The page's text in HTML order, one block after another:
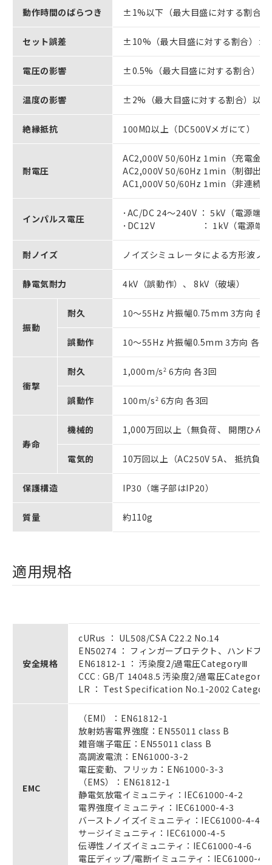
動作時間のばらつき ±1%以下（最大目盛に対する割合
セット誤差 ±10%（最大目盛に対する割合）
電圧の影響 ±0.5%（最大目盛に対する割合）
温度の影響 ±2%（最大目盛に対する割合）以
絶縁抵抗 100MΩ以上（DC500Vメガにて）
耐電圧
AC2,000V 50/60Hz 1min（充電金
AC2,000V 50/60Hz 1min（制御出
AC1,000V 50/60Hz 1min（非連続
インパルス電圧
･AC/DC 24～240V ： 5kV（電源端
･DC12V ： 1kV（電源端子間）
耐ノイズ ノイズシミュレータによる方形波
静電気耐力 4kV（誤動作）、 8kV（破壊）
振動
耐久 10～55Hz 片振幅0.75mm 3方向 各
誤動作 10～55Hz 片振幅0.5mm 3方向 各
衝撃
耐久 1,000m/s2 6方向 各3回
誤動作 100m/s2 6方向 各3回
寿命
機械的 1,000万回以上（無負荷、 開閉ひん
電気的 10万回以上（AC250V 5A、 抵抗負
保護構造 IP30（端子部はIP20）
質量 約110g
適用規格
安全規格
cURus ： UL508/CSA C22.2 No.14
EN50274 ： フィンガープロテクト、ハンドプ
EN61812-1 ： 汚染度2/過電圧CategoryⅢ
CCC : GB/T 14048.5 汚染度2/過電圧
LR ： Test Specification No.1-2002
EMC
（EMI）：EN61812-1
放射妨害電界強度：EN55011 class B
雑音端子電圧：EN55011 class B
高調波電流：EN61000-3-2
電圧変動、フリッカ：EN61000-3-3
（EMS）：EN61812-1
静電気放電イミュニティ：IEC61000-4-2
電界強度イミュニティ：IEC61000-4-3
バーストノイズイミュニティ：IEC61000-4-4
サージイミュニティ：IEC61000-4-5
伝導性ノイズイミュニティ：IEC61000-4-6
電圧ディップ/電断イミュニティ：IEC61000-4-